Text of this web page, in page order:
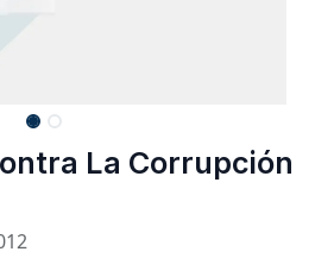
La Corrupción